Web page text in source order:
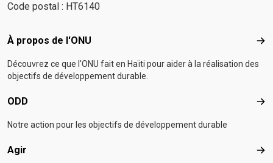
Code postal : HT6140
Footer menu
À propos de l'ONU À
Découvrez ce que l'ONU fait en Haïti pour aider à la réalisation des
objectifs de développement durable.
ODD
Notre action pour les objectifs de développement durable
Agir Agir